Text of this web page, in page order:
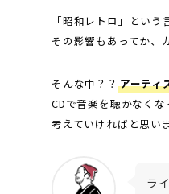
「昭和レトロ」という
その影響もあってか、
そんな中？？ アーティ
CDで音楽を聴かなく
考えていければと思いま
ラ